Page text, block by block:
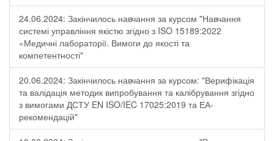
24.06.2024: Закінчилось навчання за курсом "Навчання
системі управління якістю згідно з ISO 15189:2022
«Медичні лабораторії. Вимоги до якості та
компетентності"
20.06.2024: Закінчилось навчання за курсом: "Верифікація
та валідація методик випробування та калібрування згідно
з вимогами ДСТУ EN ISO/IEC 17025:2019 та ЕА-
рекомендацій"